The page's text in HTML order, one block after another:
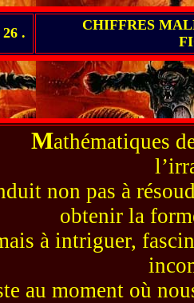
26 .
CHIFFRES
Mathématiques
non pas à
obtenir la
à intriguer,
au moment où